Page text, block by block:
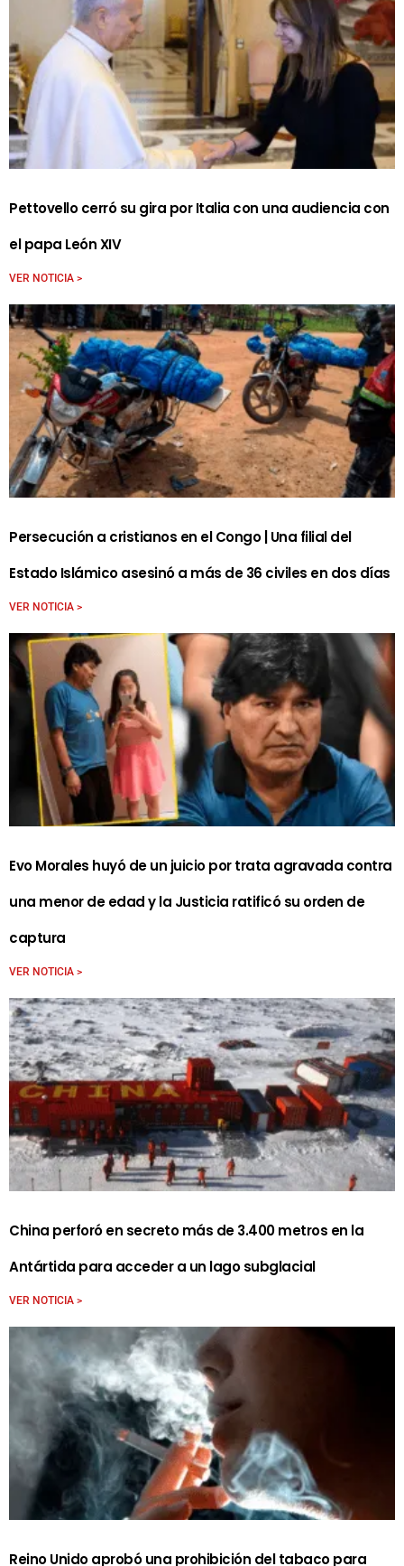
Pettovello cerró su gira por Italia con una audiencia con
el papa León XIV
VER NOTICIA >
Persecución a cristianos en el Congo | Una filial del
Estado Islámico asesinó a más de 36 civiles en dos días
VER NOTICIA >
Evo Morales huyó de un juicio por trata agravada contra
una menor de edad y la Justicia ratificó su orden de
captura
VER NOTICIA >
China perforó en secreto más de 3.400 metros en la
Antártida para acceder a un lago subglacial
VER NOTICIA >
Reino Unido aprobó una prohibición del tabaco para